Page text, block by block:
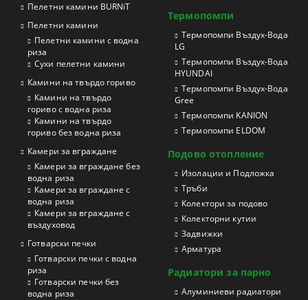
Пелетни камини BURNiT
Пелетни камини
Пелетни камини с водна
риза
Сухи пелетни камини
Камини на твърдо гориво
Камини на твърдо
гориво с водна риза
Камини на твърдо
гориво без водна риза
Камери за вграждане
Камери за вграждане без
водна риза
Камери за вграждане с
водна риза
Камери за вграждане с
въздуховод
Готварски печки
Готварски печки с водна
риза
Готварски печки без
водна риза
Термопомпи
Tермопомпи Въздух-Вода
LG
Термопомпи Въздух-Вода
HYUNDAI
Термопомпи Въздух-Вода
Gree
Термопомпи KANION
Термопомпи ELDOM
Подово отопление
Изолации и Подложка
Тръби
Колектори за подово
Колекторни кутии
Задвижки
Арматура
Радиатори за парно
Aлуминиеви радиатори